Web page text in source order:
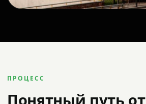
ПРОЦЕСС
Понятный путь от